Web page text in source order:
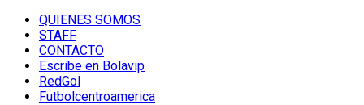
QUIENES SOMOS
STAFF
CONTACTO
Escribe en Bolavip
RedGol
Futbolcentroamerica